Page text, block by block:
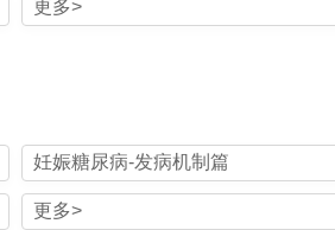
更多>
妊娠糖尿病-发病机制篇
更多>